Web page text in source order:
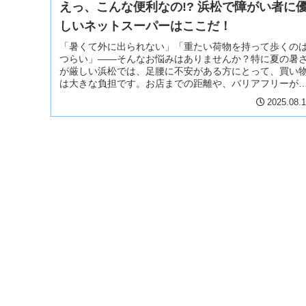
えっ、こんな便利なの!? 浜松で障がい者に
しいネットスーパーはここだ！
「暑くて外に出られない」「重たい荷物を持って歩くの
つらい」――そんなお悩みはありませんか？特に夏の暑さ
が厳しい浜松では、足腰に不安がある方にとって、買い
は大きな負担です。お店までの距離や、バリアフリーが整
っていない環境も一因です。そんな中、便利なのが「ネッ
トスーパー」。自宅にいながら必要なものが揃えられる
め、体への負担がぐっと減ります。この記事では、浜松